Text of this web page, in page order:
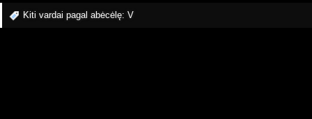
Kiti vardai pagal abėcėlę: V